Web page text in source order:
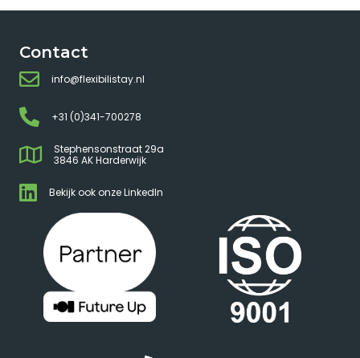
Contact
info@flexibilistay.nl
+31 (0)341-700278
Stephensonstraat 29a
3846 AK Harderwijk
Bekijk ook onze LinkedIn